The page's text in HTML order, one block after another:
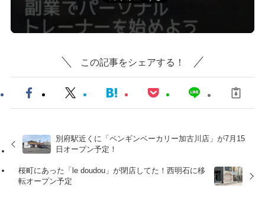
この記事をシェアする！
別府駅近くに「ペンギンベーカリー加古川店」が7月15
日オープン予定！
桜町にあった「le doudou」が閉店してた！西明石に移
転オープン予定